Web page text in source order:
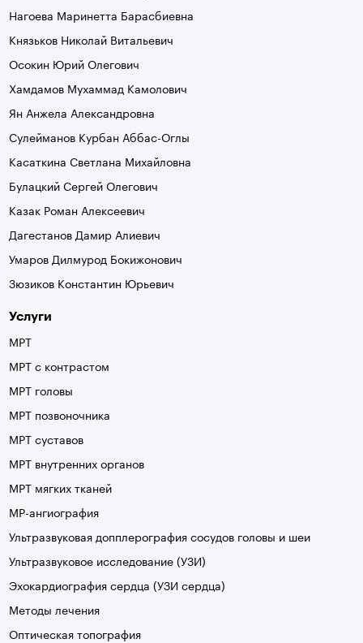
Нагоева Маринетта Барасбиевна
Князьков Николай Витальевич
Осокин Юрий Олегович
Хамдамов Мухаммад Камолович
Ян Анжела Александровна
Сулейманов Курбан Аббас-Оглы
Касаткина Светлана Михайловна
Булацкий Сергей Олегович
Казак Роман Алексеевич
Дагестанов Дамир Алиевич
Умаров Дилмурод Бокижонович
Зюзиков Константин Юрьевич
Услуги
МРТ
МРТ с контрастом
МРТ головы
МРТ позвоночника
МРТ суставов
МРТ внутренних органов
МРТ мягких тканей
МР-ангиография
Ультразвуковая допплерография сосудов головы и шеи
Ультразвуковое исследование (УЗИ)
Эхокардиография сердца (УЗИ сердца)
Методы лечения
Оптическая топография